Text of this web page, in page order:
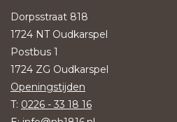
Dorpsstraat 818
1724 NT Oudkarspel
Postbus 1
1724 ZG Oudkarspel
Openingstijden
T: 0226 - 33 18 16